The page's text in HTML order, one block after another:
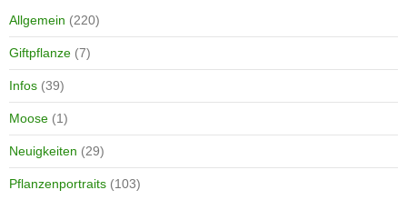
Allgemein (220)
Giftpflanze (7)
Infos (39)
Moose (1)
Neuigkeiten (29)
Pflanzenportraits (103)